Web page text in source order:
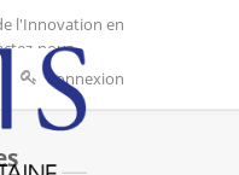
l'Innovation en
nous
Connexion